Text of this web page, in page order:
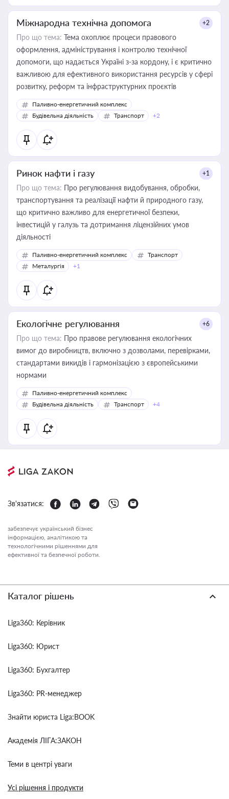
Міжнародна технічна допомога +2
Про що тема: Тема охоплює процеси правового
оформлення, адміністрування і контролю технічної
допомоги, що надається Україні з-за кордону, і є критично
важливою для ефективного використання ресурсів у сфері
розвитку, реформ та інфраструктурних проєктів
Паливно-енергетичний комплекс
Будівельна діяльність
Транспорт +2
Ринок нафти і газу +1
Про що тема: Про регулювання видобування, обробки,
транспортування та реалізації нафти й природного газу,
що критично важливо для енергетичної безпеки,
інвестицій у галузь та дотримання ліцензійних умов
діяльності
Паливно-енергетичний комплекс
Транспорт
Металургія
+1
Екологічне регулювання +6
Про що тема: Про правове регулювання екологічних
вимог до виробництв, включно з дозволами, перевірками,
стандартами викидів і гармонізацією з європейськими
нормами
Паливно-енергетичний комплекс
Будівельна діяльність
Транспорт +4
Зв'язатися:
забезпечує український бізнес
інформацією, аналітикою та
технологічними рішеннями для
ефективної та безпечної роботи.
Каталог рішень
Liga360: Керівник
Liga360: Юрист
Liga360: Бухгалтер
Liga360: PR-менеджер
Знайти юриста Liga:BOOK
Академія ЛІГА:ЗАКОН
Теми в центрі уваги
Усі рішення і продукти